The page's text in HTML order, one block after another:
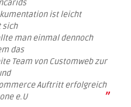
ist leicht
sich
man einmal dennoch
das
Team von Customweb zur
Auftritt erfolgreich
e.U
”